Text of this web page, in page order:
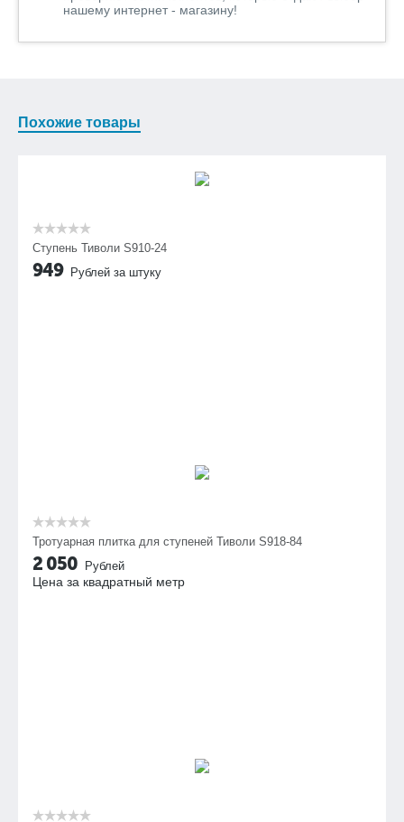
нашему интернет - магазину!
Похожие товары
Ступень Тиволи S910-24
949 Рублей за штуку
Тротуарная плитка для ступеней Тиволи S918-84
2 050 Рублей
Цена за квадратный метр